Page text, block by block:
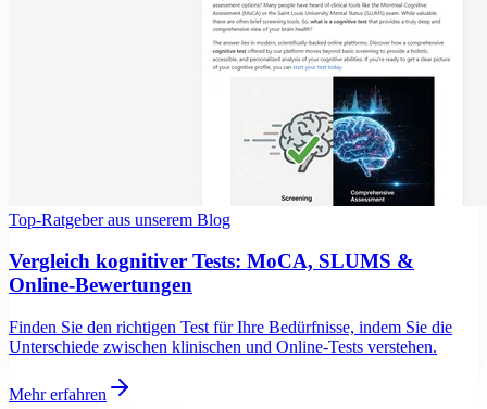
Top-Ratgeber aus unserem Blog
Vergleich kognitiver Tests: MoCA, SLUMS &
Online-Bewertungen
Finden Sie den richtigen Test für Ihre Bedürfnisse, indem Sie die
Unterschiede zwischen klinischen und Online-Tests verstehen.
Mehr erfahren